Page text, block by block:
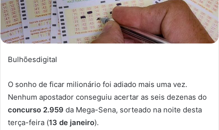
Bulhõesdigital
O sonho de ficar milionário foi adiado mais uma vez.
Nenhum apostador conseguiu acertar as seis dezenas do
concurso 2.959 da Mega-Sena, sorteado na noite desta
terça-feira (13 de janeiro).